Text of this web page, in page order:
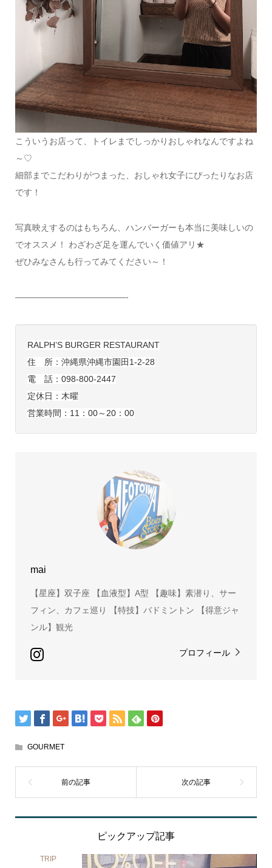
こういうお店って、トイレまでしっかりおしゃれなんですよね
～♡
細部までこだわりがつまった、おしゃれ女子にぴったりなお店
です！
写真映えするのはもちろん、ハンバーガーも本当に美味しいの
でオススメ！ わざわざ足を運んでいく価値アリ★
ぜひみなさんも行ってみてください～！
—————————————-
RALPH’S BURGER RESTAURANT
住 所：沖縄県沖縄市園田1-2-28
電 話：098-800-2447
定休日：木曜
営業時間：11：00～20：00
mai
【星座】双子座 【血液型】A型 【趣味】素潜り、サー
フィン、カフェ巡り 【特技】バドミントン 【得意ジャ
ンル】観光
プロフィール
GOURMET
ピックアップ記事
TRIP